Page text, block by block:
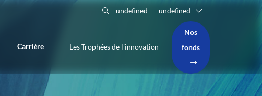
undefined undefined
Carrière Les Trophées de l'innovation
Nos
fonds